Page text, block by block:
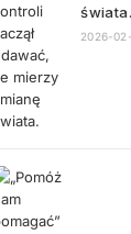
świata.
2026-